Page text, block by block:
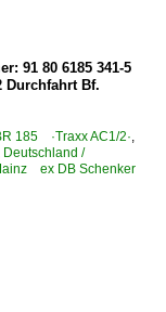
91 80 6185 341-5
Durchfahrt Bf.
185 ·Traxx AC1/2·,
Deutschland /
ex DB Schenker